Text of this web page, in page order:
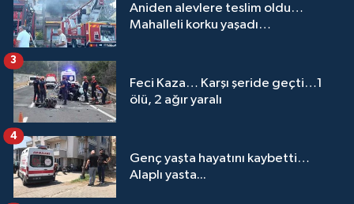
Aniden alevlere teslim oldu…
Mahalleli korku yaşadı…
Feci Kaza… Karşı şeride geçti…1
ölü, 2 ağır yaralı
3
Genç yaşta hayatını kaybetti…
Alaplı yasta...
4